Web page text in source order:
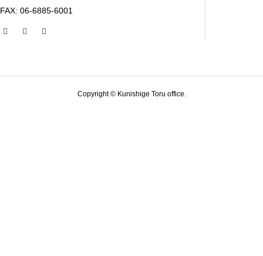
FAX: 06-6885-6001
Copyright © Kunishige Toru office.